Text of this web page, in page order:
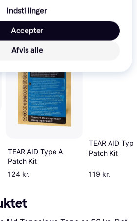
Trender
TEAR AID Type A
Patch Kit
124 kr.
TEAR AID
Patch Kit
119 kr.
Indstillinger
Afvis alle
Accepter